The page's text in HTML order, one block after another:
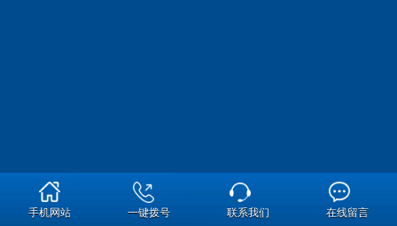
手机网站 一键拨号 联系我们 在线留言